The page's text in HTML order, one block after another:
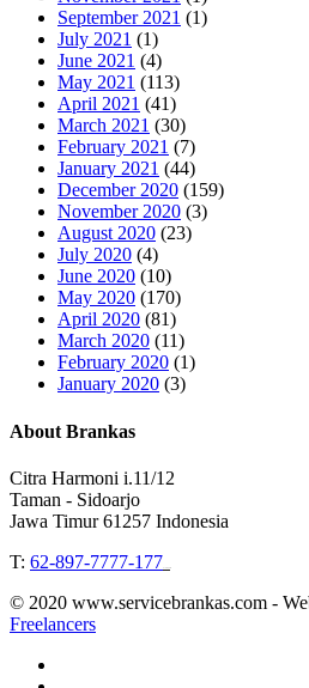
September 2021 (1)
July 2021 (1)
June 2021 (4)
May 2021 (113)
April 2021 (41)
March 2021 (30)
February 2021 (7)
January 2021 (44)
December 2020 (159)
November 2020 (3)
August 2020 (23)
July 2020 (4)
June 2020 (10)
May 2020 (170)
April 2020 (81)
March 2020 (11)
February 2020 (1)
January 2020 (3)
About Brankas
Citra Harmoni i.11/12
Taman - Sidoarjo
Jawa Timur 61257 Indonesia
T: 62-897-7777-177
© 2020 www.servicebrankas.com -
Freelancers